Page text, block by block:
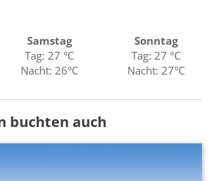
Samstag
Tag: 27 °C
Nacht: 26°C
Sonntag
Tag: 27 °C
Nacht: 27°C
buchten auch